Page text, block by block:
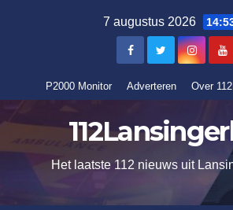
7 augustus 2026
P2000 Monitor Adverteren Over
Het laatste 112 nieuws uit